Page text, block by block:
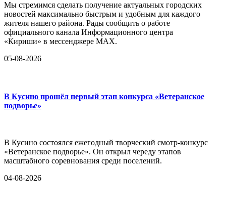
Мы стремимся сделать получение актуальных городских
новостей максимально быстрым и удобным для каждого
жителя нашего района. Рады сообщить о работе
официального канала Информационного центра
«Кириши» в мессенджере MAX.
05-08-2026
В Кусино прошёл первый этап конкурса «Ветеранское
подворье»
В Кусино состоялся ежегодный творческий смотр-конкурс
«Ветеранское подворье». Он открыл череду этапов
масштабного соревнования среди поселений.
04-08-2026